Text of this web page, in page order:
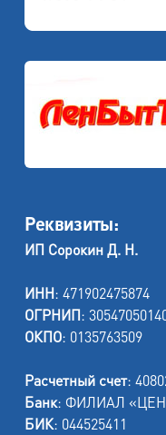
Реквизиты:
ИП Сорокин Д. Н.
ИНН: 471902475874
ОГРНИП:
ОКПО: 0135763509
Расчетный счет:
Банк: ФИЛИАЛ
БИК: 044525411